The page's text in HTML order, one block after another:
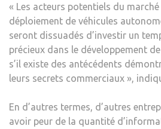
« Les acteurs potentiels du
déploiement de véhicules
seront dissuadés d’investir un
précieux dans le développement
s’il existe des antécédents
leurs secrets commerciaux »,
En d’autres termes, d’autres
avoir peur de la quantité